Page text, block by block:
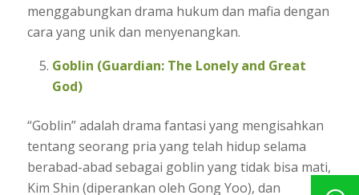
menggabungkan drama hukum dan mafia dengan
cara yang unik dan menyenangkan.
Goblin (Guardian: The Lonely and Great
God)
“Goblin” adalah drama fantasi yang mengisahkan
tentang seorang pria yang telah hidup selama
berabad-abad sebagai goblin yang tidak bisa mati,
Kim Shin (diperankan oleh Gong Yoo), dan